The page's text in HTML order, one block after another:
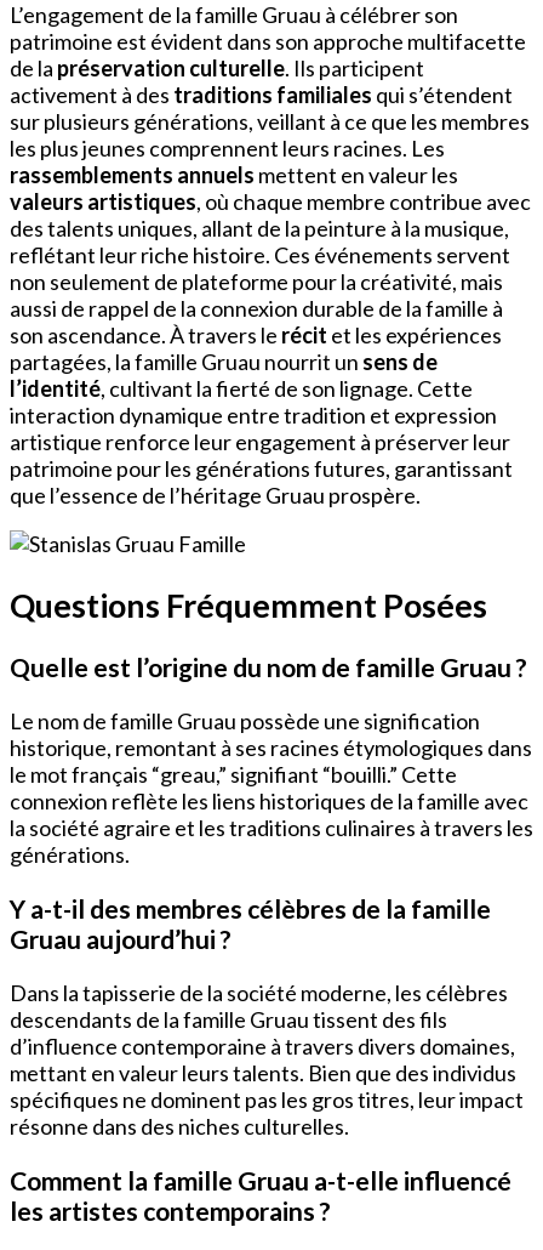
L’engagement de la famille Gruau à célébrer son
patrimoine est évident dans son approche multifacette
de la préservation culturelle. Ils participent
activement à des traditions familiales qui s’étendent
sur plusieurs générations, veillant à ce que les membres
les plus jeunes comprennent leurs racines. Les
rassemblements annuels mettent en valeur les
valeurs artistiques, où chaque membre contribue avec
des talents uniques, allant de la peinture à la musique,
reflétant leur riche histoire. Ces événements servent
non seulement de plateforme pour la créativité, mais
aussi de rappel de la connexion durable de la famille à
son ascendance. À travers le récit et les expériences
partagées, la famille Gruau nourrit un sens de
l’identité, cultivant la fierté de son lignage. Cette
interaction dynamique entre tradition et expression
artistique renforce leur engagement à préserver leur
patrimoine pour les générations futures, garantissant
que l’essence de l’héritage Gruau prospère.
Questions Fréquemment Posées
Quelle est l’origine du nom de famille Gruau ?
Le nom de famille Gruau possède une signification
historique, remontant à ses racines étymologiques dans
le mot français “greau,” signifiant “bouilli.” Cette
connexion reflète les liens historiques de la famille avec
la société agraire et les traditions culinaires à travers les
générations.
Y a-t-il des membres célèbres de la famille
Gruau aujourd’hui ?
Dans la tapisserie de la société moderne, les célèbres
descendants de la famille Gruau tissent des fils
d’influence contemporaine à travers divers domaines,
mettant en valeur leurs talents. Bien que des individus
spécifiques ne dominent pas les gros titres, leur impact
résonne dans des niches culturelles.
Comment la famille Gruau a-t-elle influencé
les artistes contemporains ?